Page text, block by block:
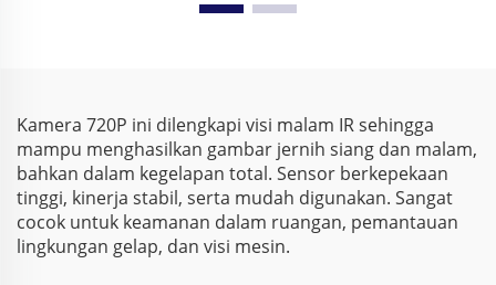
Resolusi Dinamis 86 dB,
1944P pada 25 fps dan
Kamera 720P ini dilengkapi visi malam IR sehingga
mampu menghasilkan gambar jernih siang dan malam,
bahkan dalam kegelapan total. Sensor berkepekaan
tinggi, kinerja stabil, serta mudah digunakan. Sangat
cocok untuk keamanan dalam ruangan, pemantauan
lingkungan gelap, dan visi mesin.